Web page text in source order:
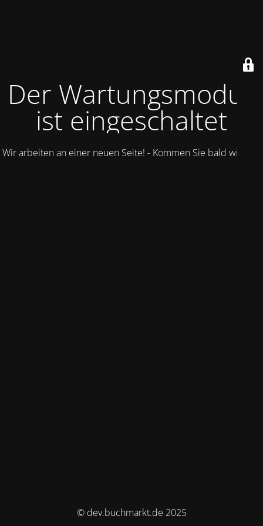
Der Wartungsmodus
ist eingeschaltet
Wir arbeiten an einer neuen Seite! - Kommen Sie bald wieder.
© dev.buchmarkt.de 2025